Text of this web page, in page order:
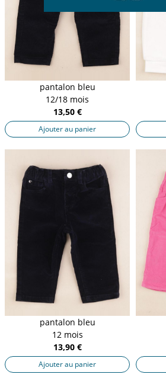
pantalon bleu
12/18 mois
13,50 €
Ajouter au panier
pantalon bleu
12 mois
13,90 €
Ajouter au panier